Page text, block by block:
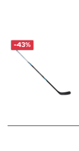
-43%